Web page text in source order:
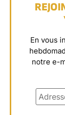
En vous
notre e-